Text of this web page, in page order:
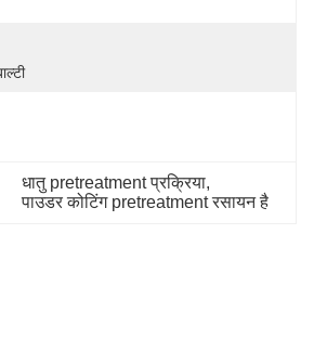
धातु pretreatment प्रक्रिया,
पाउडर कोटिंग pretreatment रसायन है